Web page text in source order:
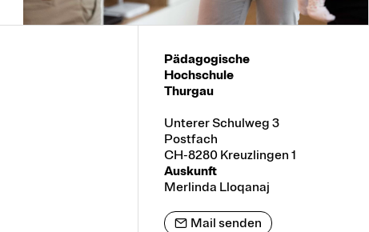
Pädagogische
Hochschule
Thurgau
Unterer Schulweg 3
Postfach
CH-8280 Kreuzlingen 1
Auskunft
Merlinda Lloqanaj
Mail senden